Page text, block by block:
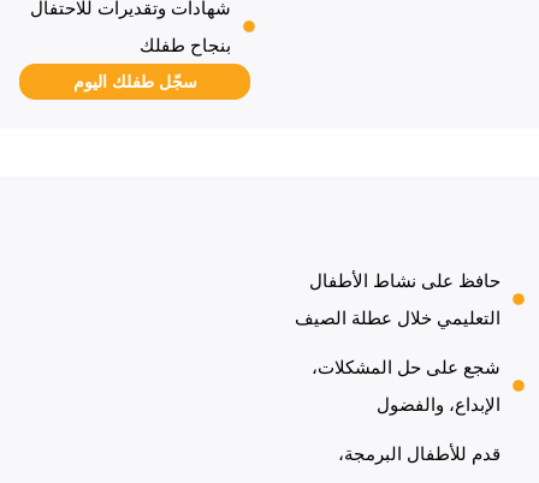
شهادات وتقديرات للاحتفال
بنجاح طفلك
سجّل طفلك اليوم
حافظ على نشاط الأطفال
التعليمي خلال عطلة الصيف
شجع على حل المشكلات،
الإبداع، والفضول
قدم للأطفال البرمجة،